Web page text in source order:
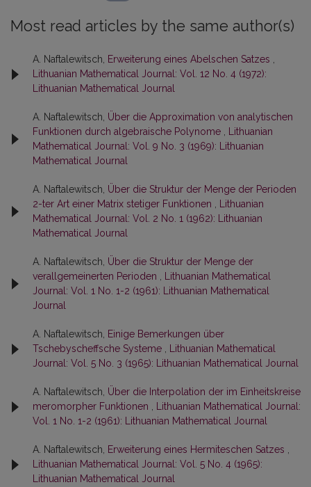
Most read articles by the same author(s)
A. Naftalewitsch, Erweiterung eines Abelschen Satzes
Lithuanian Mathematical Journal: Vol. 12 No. 4 (1972):
Lithuanian Mathematical Journal
A. Naftalewitsch, Über die Approximation von analytischen
Funktionen durch algebraische Polynome
Lithuanian
Mathematical Journal: Vol. 9 No. 3 (1969): Lithuanian
Mathematical Journal
A. Naftalewitsch, Über die Struktur der Menge der Perioden
2-ter Art einer Matrix stetiger Funktionen
Lithuanian
Mathematical Journal: Vol. 2 No. 1 (1962): Lithuanian
Mathematical Journal
A. Naftalewitsch, Über die Struktur der Menge der
verallgemeinerten Perioden
Lithuanian Mathematical
Journal: Vol. 1 No. 1-2 (1961): Lithuanian Mathematical
Journal
A. Naftalewitsch,
Einige Bemerkungen über
Tschebyscheffsche Systeme
Lithuanian Mathematical
Journal: Vol. 5 No. 3 (1965): Lithuanian Mathematical Journal
A. Naftalewitsch, Über die Interpolation der im Einheitskreise
meromorpher Funktionen
Lithuanian Mathematical Journal:
Vol. 1 No. 1-2 (1961): Lithuanian Mathematical Journal
A. Naftalewitsch, Erweiterung eines Hermiteschen Satzes
Lithuanian Mathematical Journal: Vol. 5 No. 4 (1965):
Lithuanian Mathematical Journal